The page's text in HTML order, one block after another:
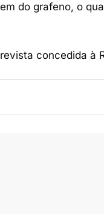
do grafeno, o
concedida à